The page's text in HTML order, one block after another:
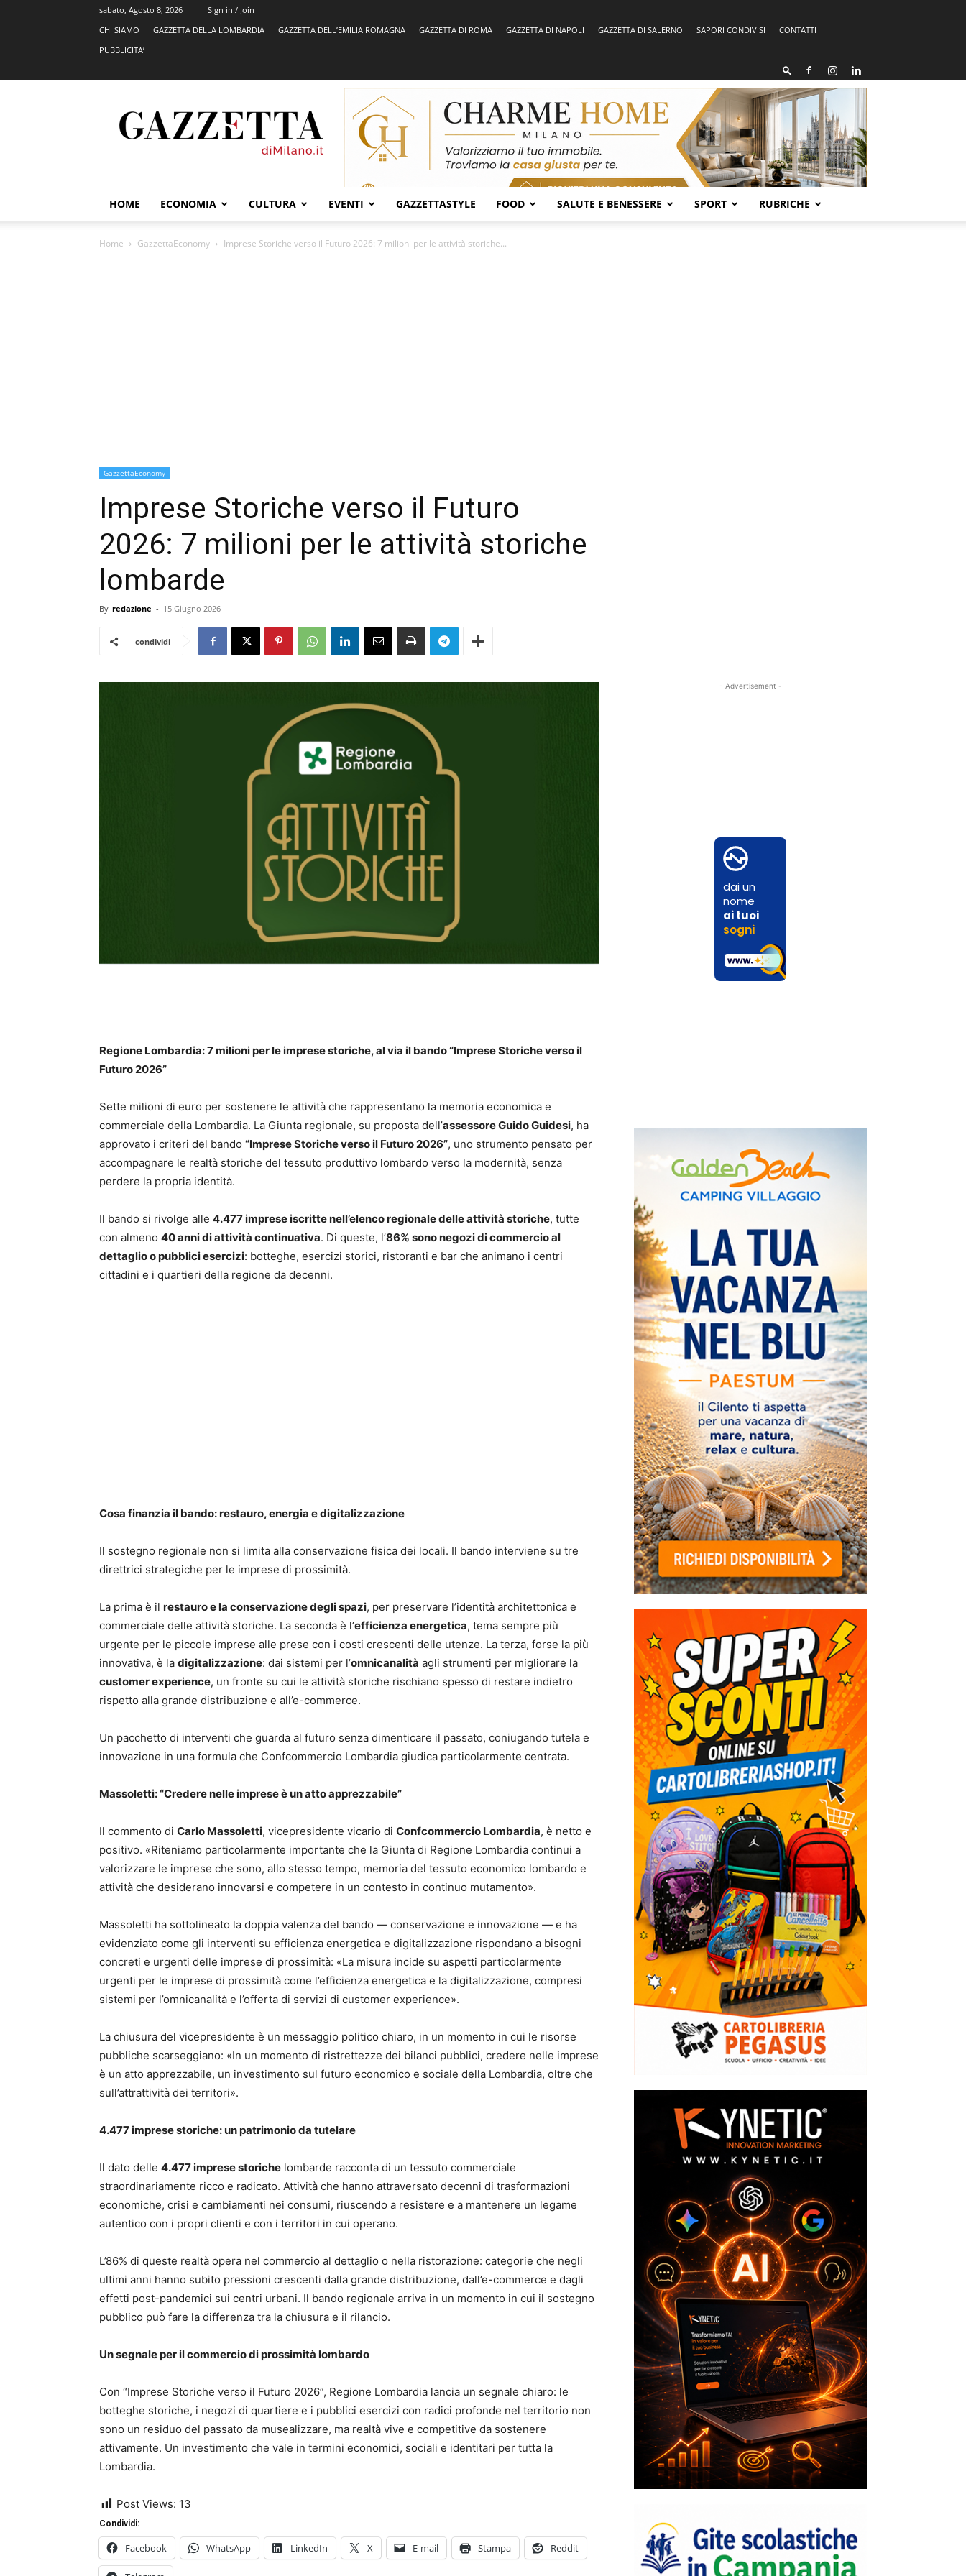
sabato, Agosto 8, 2026
Sign in / Join
CHI SIAMO
GAZZETTA DELLA LOMBARDIA GAZZETTA DELL’EMILIA ROMAGNA GAZZETTA DI ROMA GAZZETTA DI NAPOLI GAZZETTA DI SALERNO SAPORI CONDIVISI
CONTATTI
PUBBLICITA’
HOME ECONOMIA CULTURA EVENTI GAZZETTASTYLE FOOD SALUTE E BENESSERE SPORT RUBRICHE
Home GazzettaEconomy Imprese Storiche verso il Futuro 2026: 7 milioni per le attività storiche...
GazzettaEconomy
Imprese Storiche verso il Futuro
2026: 7 milioni per le attività storiche
lombarde
By redazione - 15 Giugno 2026
condividi
Regione Lombardia: 7 milioni per le imprese storiche, al via il bando “Imprese Storiche verso il
Futuro 2026”
Sette milioni di euro per sostenere le attività che rappresentano la memoria economica e
commerciale della Lombardia. La Giunta regionale, su proposta dell’assessore Guido Guidesi, ha
approvato i criteri del bando “Imprese Storiche verso il Futuro 2026”, uno strumento pensato per
accompagnare le realtà storiche del tessuto produttivo lombardo verso la modernità, senza
perdere la propria identità.
Il bando si rivolge alle 4.477 imprese iscritte nell’elenco regionale delle attività storiche, tutte
con almeno 40 anni di attività continuativa. Di queste, l’86% sono negozi di commercio al
dettaglio o pubblici esercizi: botteghe, esercizi storici, ristoranti e bar che animano i centri
cittadini e i quartieri della regione da decenni.
Cosa finanzia il bando: restauro, energia e digitalizzazione
Il sostegno regionale non si limita alla conservazione fisica dei locali. Il bando interviene su tre
direttrici strategiche per le imprese di prossimità.
La prima è il restauro e la conservazione degli spazi, per preservare l’identità architettonica e
commerciale delle attività storiche. La seconda è l’efficienza energetica, tema sempre più
urgente per le piccole imprese alle prese con i costi crescenti delle utenze. La terza, forse la più
innovativa, è la digitalizzazione: dai sistemi per l’omnicanalità agli strumenti per migliorare la
customer experience, un fronte su cui le attività storiche rischiano spesso di restare indietro
rispetto alla grande distribuzione e all’e-commerce.
Un pacchetto di interventi che guarda al futuro senza dimenticare il passato, coniugando tutela e
innovazione in una formula che Confcommercio Lombardia giudica particolarmente centrata.
Massoletti: “Credere nelle imprese è un atto apprezzabile”
Il commento di Carlo Massoletti, vicepresidente vicario di Confcommercio Lombardia, è netto e
positivo. «Riteniamo particolarmente importante che la Giunta di Regione Lombardia continui a
valorizzare le imprese che sono, allo stesso tempo, memoria del tessuto economico lombardo e
attività che desiderano innovarsi e competere in un contesto in continuo mutamento».
Massoletti ha sottolineato la doppia valenza del bando — conservazione e innovazione — e ha
evidenziato come gli interventi su efficienza energetica e digitalizzazione rispondano a bisogni
concreti e urgenti delle imprese di prossimità: «La misura incide su aspetti particolarmente
urgenti per le imprese di prossimità come l’efficienza energetica e la digitalizzazione, compresi
sistemi per l’omnicanalità e l’offerta di servizi di customer experience».
La chiusura del vicepresidente è un messaggio politico chiaro, in un momento in cui le risorse
pubbliche scarseggiano: «In un momento di ristrettezze dei bilanci pubblici, credere nelle imprese
è un atto apprezzabile, un investimento sul futuro economico e sociale della Lombardia, oltre che
sull’attrattività dei territori».
4.477 imprese storiche: un patrimonio da tutelare
Il dato delle 4.477 imprese storiche lombarde racconta di un tessuto commerciale
straordinariamente ricco e radicato. Attività che hanno attraversato decenni di trasformazioni
economiche, crisi e cambiamenti nei consumi, riuscendo a resistere e a mantenere un legame
autentico con i propri clienti e con i territori in cui operano.
L’86% di queste realtà opera nel commercio al dettaglio o nella ristorazione: categorie che negli
ultimi anni hanno subito pressioni crescenti dalla grande distribuzione, dall’e-commerce e dagli
effetti post-pandemici sui centri urbani. Il bando regionale arriva in un momento in cui il sostegno
pubblico può fare la differenza tra la chiusura e il rilancio.
Un segnale per il commercio di prossimità lombardo
Con “Imprese Storiche verso il Futuro 2026”, Regione Lombardia lancia un segnale chiaro: le
botteghe storiche, i negozi di quartiere e i pubblici esercizi con radici profonde nel territorio non
sono un residuo del passato da musealizzare, ma realtà vive e competitive da sostenere
attivamente. Un investimento che vale in termini economici, sociali e identitari per tutta la
Lombardia.
Post Views: 13
Condividi:
Facebook WhatsApp LinkedIn X E-mail Stampa Reddit
- Advertisement -